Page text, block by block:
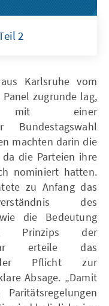
2
Karlsruhe vom
zugrunde lag,
mit einer
Bundestagswahl
machten darin die
die Parteien ihre
nominiert hatten.
zu Anfang das
des
die Bedeutung
der
erteile das
der Pflicht zur
Absage. „Damit